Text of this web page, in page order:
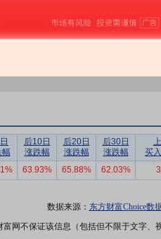
幅
后10日
涨跌幅
后20日
涨跌幅
后30日
涨跌幅
买
63.93% 65.88% 62.03%
数据来源： 东方财富Choice数
网不保证该信息（包括但不限于文字